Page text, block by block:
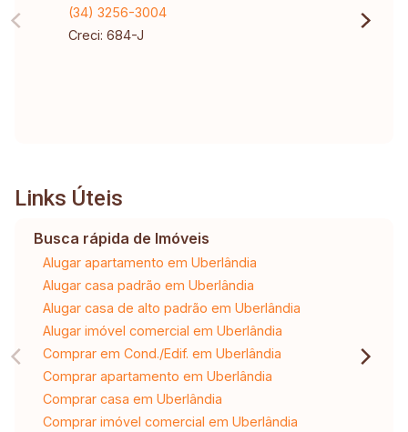
(34) 3256-3004
Creci: 684-J
Links Úteis
Busca rápida de Imóveis
Alugar apartamento em Uberlândia
Alugar casa padrão em Uberlândia
Alugar casa de alto padrão em Uberlândia
Alugar imóvel comercial em Uberlândia
Comprar em Cond./Edif. em Uberlândia
Comprar apartamento em Uberlândia
Comprar casa em Uberlândia
Comprar imóvel comercial em Uberlândia